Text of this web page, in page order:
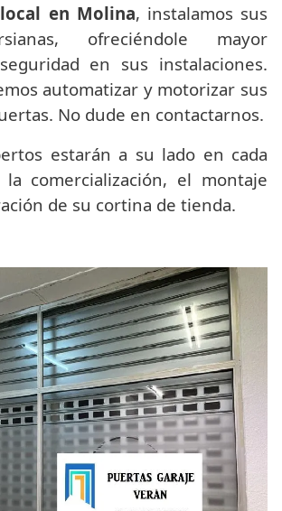
en Molina, instalamos sus
ofreciéndole mayor
en sus instalaciones.
automatizar y motorizar sus
No dude en contactarnos.
estarán a su lado en cada
la comercialización, el montaje
de su cortina de tienda.